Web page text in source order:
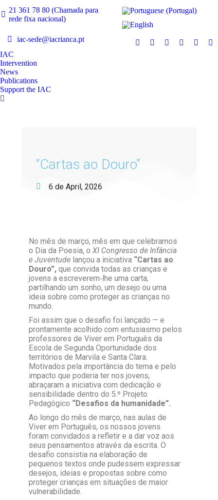
21 361 78 80 (Chamada para
rede fixa nacional)
iac-sede@iacrianca.pt
IAC
Intervention
News
Publications
Support the IAC
“Cartas ao Douro”
6 de April, 2026
No mês de março, mês em que celebramos
o Dia da Poesia, o XI Congresso de Infância
e Juventude lançou a iniciativa “Cartas ao
Douro”, que convida todas as crianças e
jovens a escreverem‑lhe uma carta,
partilhando um sonho, um desejo ou uma
ideia sobre como proteger as crianças no
mundo.
Foi assim que o desafio foi lançado — e
prontamente acolhido com entusiasmo pelos
professores de Viver em Português da
Escola de Segunda Oportunidade dos
territórios de Marvila e Santa Clara.
Motivados pela importância do tema e pelo
impacto que poderia ter nos jovens,
abraçaram a iniciativa com dedicação e
sensibilidade dentro do 5.º Projeto
Pedagógico “Desafios da humanidade”.
Ao longo do mês de março, nas aulas de
Viver em Português, os nossos jovens
foram convidados a refletir e a dar voz aos
seus pensamentos através da escrita. O
desafio consistia na elaboração de
pequenos textos onde pudessem expressar
desejos, ideias e propostas sobre como
proteger crianças em situações de maior
vulnerabilidade.